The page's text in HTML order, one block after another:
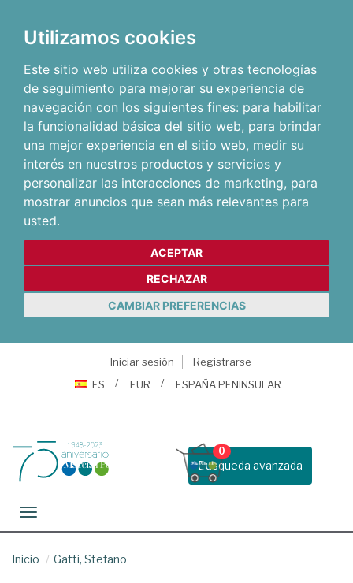
Utilizamos cookies
Este sitio web utiliza cookies y otras tecnologías
de seguimiento para mejorar su experiencia de
navegación con los siguientes fines: para habilitar
la funcionalidad básica del sitio web, para brindar
una mejor experiencia en el sitio web, medir su
interés en nuestros productos y servicios y
personalizar las interacciones de marketing, para
mostrar anuncios que sean más relevantes para
usted.
ACEPTAR
RECHAZAR
CAMBIAR PREFERENCIAS
Iniciar sesión
Registrarse
ES
EUR ESPAÑA PENINSULAR
Busqueda avanzada
0
Toggle navigation
Inicio Gatti, Stefano